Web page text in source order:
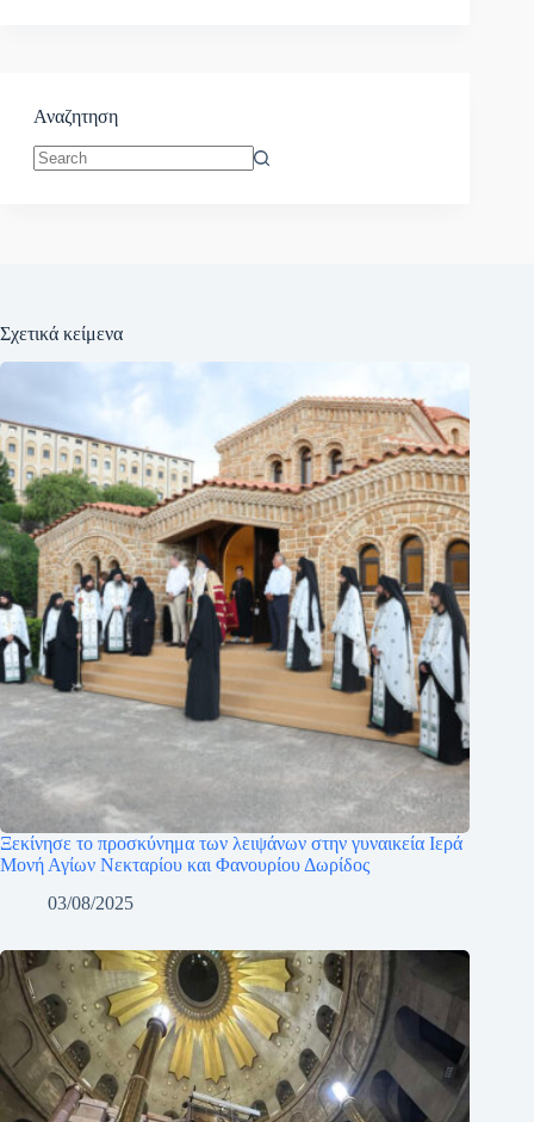
Αναζητηση
Σχετικά κείμενα
Ξεκίνησε το προσκύνημα των λειψάνων στην γυναικεία Ιερά
Μονή Αγίων Νεκταρίου και Φανουρίου Δωρίδος
03/08/2025